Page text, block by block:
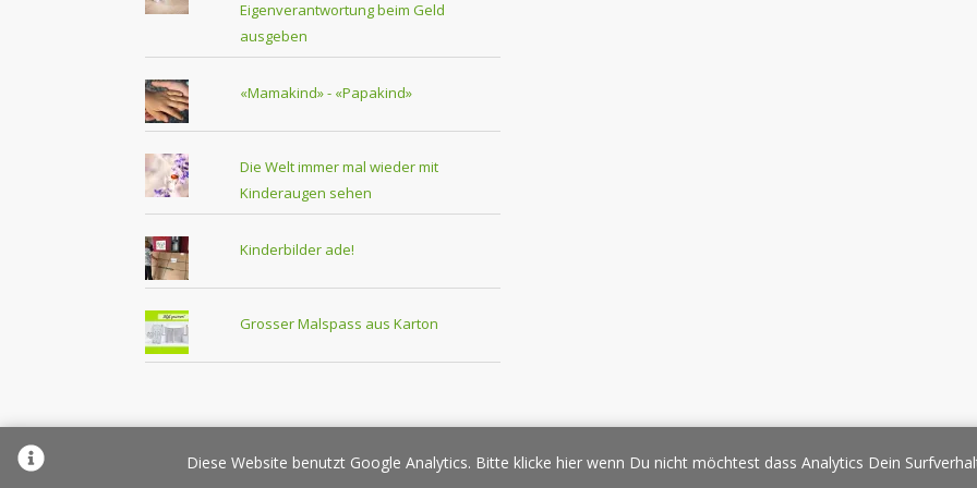
Eigenverantwortung beim Geld
ausgeben
«Mamakind» - «Papakind»
Die Welt immer mal wieder mit
Kinderaugen sehen
Kinderbilder ade!
Grosser Malspass aus Karton
Über Elternplanet Pressespiegel Werbung/Sponsoring Impressum Copyright
Diese Website benutzt Google Analytics. Bitte klicke hier wenn Du nicht möchtest dass Analytics Dein